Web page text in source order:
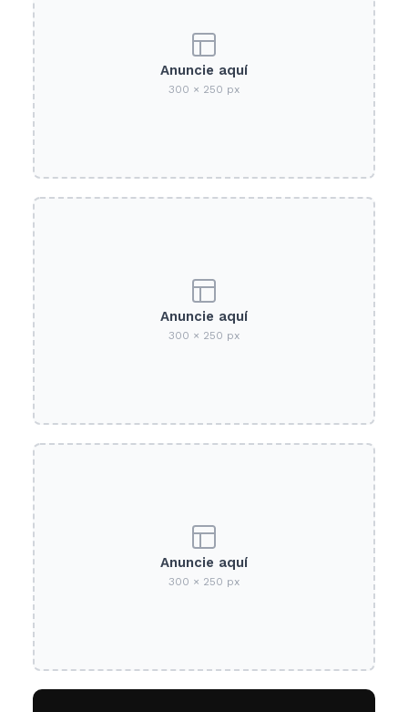
Anuncie aquí
300 × 250 px
Anuncie aquí
300 × 250 px
Anuncie aquí
300 × 250 px